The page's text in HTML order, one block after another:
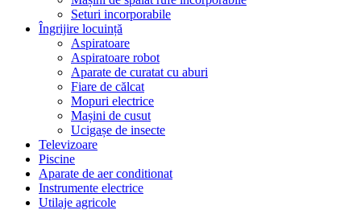
Seturi incorporabile
Îngrijire locuință
Aspiratoare
Aspiratoare robot
Aparate de curatat cu aburi
Fiare de călcat
Mopuri electrice
Mașini de cusut
Ucigașe de insecte
Televizoare
Piscine
Aparate de aer conditionat
Instrumente electrice
Utilaje agricole